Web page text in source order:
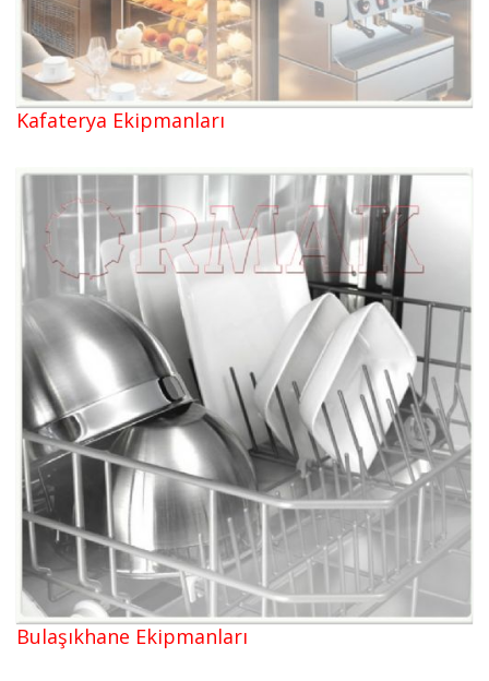
Kafaterya Ekipmanları
Bulaşıkhane Ekipmanları